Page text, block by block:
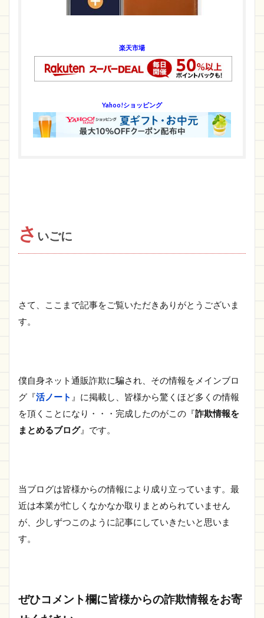
楽天市場
Yahoo!ショッピング
さ いごに
さて、ここまで記事をご覧いただきありがとうございま
す。
僕自身ネット通販詐欺に騙され、その情報をメインブロ
グ『活ノート 』に掲載し、皆様から驚くほど多くの情報
を頂くことになり・・・完成したのがこの『詐欺情報を
まとめるブログ』です。
当ブログは皆様からの情報により成り立っています。最
近は本業が忙しくなかなか取りまとめられていません
が、少しずつこのように記事にしていきたいと思いま
す。
ぜひコメント欄に皆様からの詐欺情報をお寄